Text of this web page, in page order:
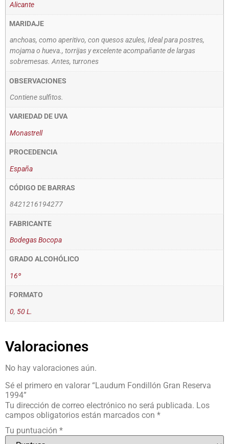
Alicante
MARIDAJE
anchoas, como aperitivo, con quesos azules, Ideal para postres,
mojama o hueva., torrijas y excelente acompañante de largas
sobremesas. Antes, turrones
OBSERVACIONES
Contiene sulfitos.
VARIEDAD DE UVA
Monastrell
PROCEDENCIA
España
CÓDIGO DE BARRAS
8421216194277
FABRICANTE
Bodegas Bocopa
GRADO ALCOHÓLICO
16º
FORMATO
0, 50 L.
Valoraciones
No hay valoraciones aún.
Sé el primero en valorar “Laudum Fondillón Gran Reserva
1994”
Tu dirección de correo electrónico no será publicada. Los
campos obligatorios están marcados con *
Tu puntuación *